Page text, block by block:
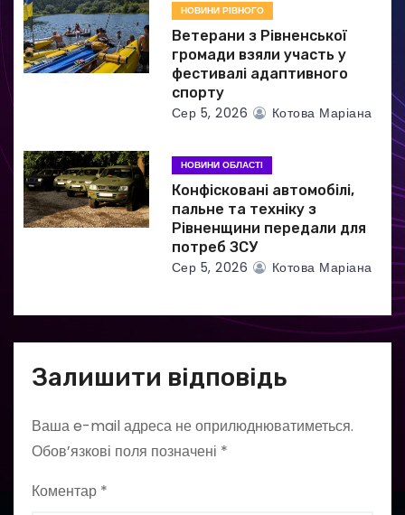
в
НОВИНИ РІВНОГО
Ветерани з Рівненської
громади взяли участь у
фестивалі адаптивного
спорту
Сер 5, 2026 Котова Маріана
НОВИНИ ОБЛАСТІ
Конфісковані автомобілі,
пальне та техніку з
Рівненщини передали для
потреб ЗСУ
Сер 5, 2026 Котова Маріана
Залишити відповідь
Ваша e-mail адреса не оприлюднюватиметься.
Обов’язкові поля позначені *
Коментар *